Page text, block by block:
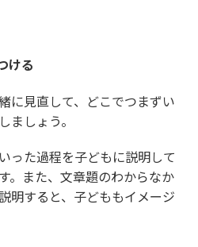
ける
に見直して、どこでつまずい
ましょう。
った過程を子どもに説明して
。また、文章題のわからなか
明すると、子どももイメージ